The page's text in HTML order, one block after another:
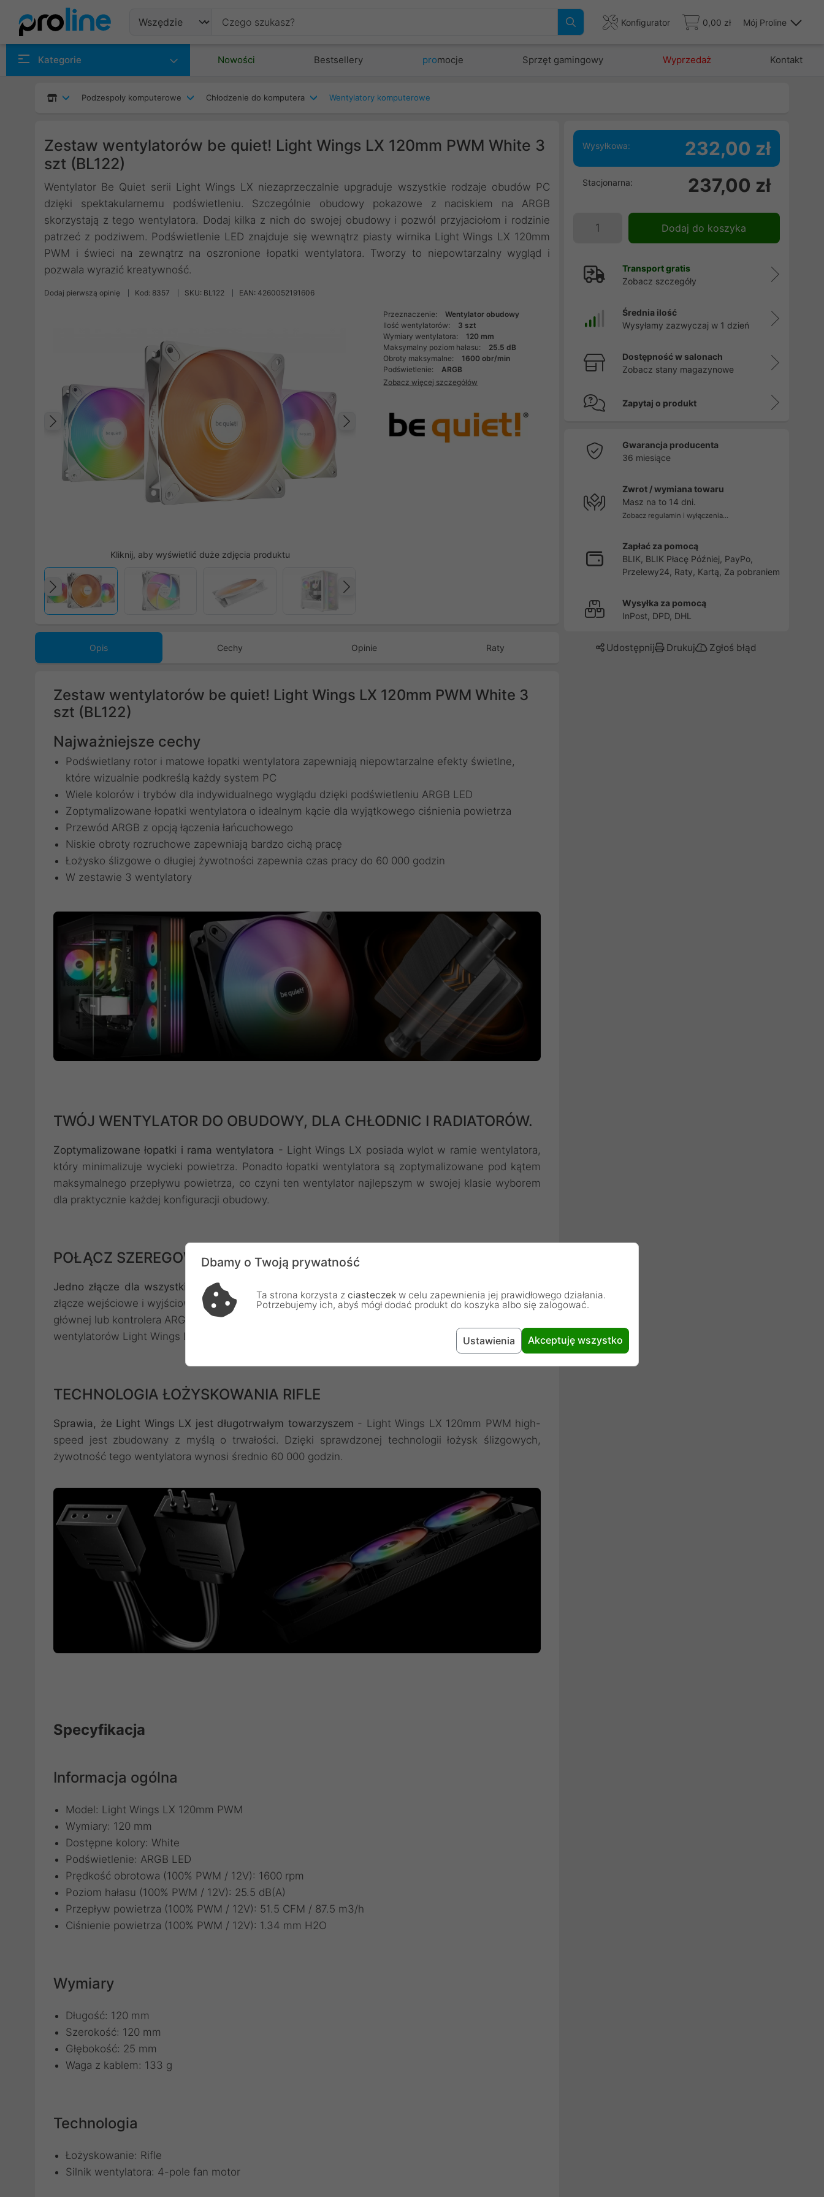
Konfigurator 0,00 zł Mój Proline
Kategorie Nowości Bestsellery promocje Sprzęt gamingowy Wyprzedaż Kontakt
Podzespoły komputerowe Chłodzenie do komputera Wentylatory komputerowe
Zestaw wentylatorów be quiet! Light Wings LX 120mm PWM White 3
szt (BL122)
Wentylator Be Quiet serii Light Wings LX niezaprzeczalnie upgraduje wszystkie rodzaje obudów PC
dzięki spektakularnemu podświetleniu. Szczególnie obudowy pokazowe z naciskiem na ARGB
skorzystają z tego wentylatora. Dodaj kilka z nich do swojej obudowy i pozwól przyjaciołom i rodzinie
patrzeć z podziwem. Podświetlenie LED znajduje się wewnątrz piasty wirnika Light Wings LX 120mm
PWM i świeci na zewnątrz na oszronione łopatki wentylatora. Tworzy to niepowtarzalny wygląd i
pozwala wyrazić kreatywność.
Dodaj pierwszą opinię Kod: 8357 SKU: BL122 EAN: 4260052191606
Następny
Poprzedni
Kliknij, aby wyświetlić duże zdjęcia produktu
Poprzedni
Przeznaczenie:
Wentylator obudowy
Ilość wentylatorów:
3 szt
Wymiary wentylatora:
120 mm
Maksymalny poziom hałasu:
25.5 dB
Obroty maksymalne:
1600 obr/min
Podświetlenie:
ARGB
Zobacz więcej szczegółów
Opis Cechy Opinie Raty
Zestaw wentylatorów be quiet! Light Wings LX 120mm PWM White 3
szt (BL122)
Najważniejsze cechy
Podświetlany rotor i matowe łopatki wentylatora zapewniają niepowtarzalne efekty świetlne,
które wizualnie podkreślą każdy system PC
Wiele kolorów i trybów dla indywidualnego wyglądu dzięki podświetleniu ARGB LED
Zoptymalizowane łopatki wentylatora o idealnym kącie dla wyjątkowego ciśnienia powietrza
Przewód ARGB z opcją łączenia łańcuchowego
Niskie obroty rozruchowe zapewniają bardzo cichą pracę
Łożysko ślizgowe o długiej żywotności zapewnia czas pracy do 60 000 godzin
W zestawie 3 wentylatory
TWÓJ WENTYLATOR DO OBUDOWY, DLA CHŁODNIC I RADIATORÓW.
Zoptymalizowane łopatki i rama wentylatora - Light Wings LX posiada wylot w ramie wentylatora,
który minimalizuje wycieki powietrza. Ponadto łopatki wentylatora są zoptymalizowane pod kątem
maksymalnego przepływu powietrza, co czyni ten wentylator najlepszym w swojej klasie wyborem
dla praktycznie każdej konfiguracji obudowy.
POŁĄCZ SZEREGOWO!
Jedno złącze dla wszystkich wentylatorów Light Wings LX
złącze wejściowe i wyjściowe. Wejście może być wykorzystane do podłączenia wentylatora do płyty
głównej lub kontrolera ARGB, ale także do połączenia łańcuchowego ze złączem wyjściowym innych
wentylatorów Light Wings LX.
TECHNOLOGIA ŁOŻYSKOWANIA RIFLE
Sprawia, że Light Wings LX jest długotrwałym towarzyszem - Light Wings LX 120mm PWM high-
speed jest zbudowany z myślą o trwałości. Dzięki sprawdzonej technologii łożysk ślizgowych,
żywotność tego wentylatora wynosi średnio 60 000 godzin.
Specyfikacja
Informacja ogólna
Model: Light Wings LX 120mm PWM
Wymiary: 120 mm
Dostępne kolory: White
Podświetlenie: ARGB LED
Prędkość obrotowa (100% PWM / 12V): 1600 rpm
Poziom hałasu (100% PWM / 12V): 25.5 dB(A)
Przepływ powietrza (100% PWM / 12V): 51.5 CFM / 87.5 m3/h
Ciśnienie powietrza (100% PWM / 12V): 1.34 mm H2O
Wymiary
Długość: 120 mm
Szerokość: 120 mm
Głębokość: 25 mm
Waga z kablem: 133 g
Technologia
Łożyskowanie: Rifle
Silnik wentylatora: 4-pole fan motor
Wysyłkowa: 232,00 zł
Stacjonarna: 237,00 zł
Dodaj do koszyka
Transport gratis
Zobacz szczegóły
Średnia ilość
Wysyłamy zazwyczaj w 1 dzień
Dostępność w salonach
Zobacz stany magazynowe
Zapytaj o produkt
Gwarancja producenta
36 miesiące
Zwrot / wymiana towaru
Masz na to 14 dni.
Zobacz regulamin i wyłączenia...
Zapłać za pomocą
BLIK, BLIK Płacę Później, PayPo,
Przelewy24, Raty, Kartą, Za pobraniem
Wysyłka za pomocą
InPost, DPD, DHL
Udostępnij Drukuj Zgłoś błąd
Dbamy o Twoją prywatność
Ta strona korzysta z ciasteczek w celu zapewnienia jej prawidłowego działania.
Potrzebujemy ich, abyś mógł dodać produkt do koszyka albo się zalogować.
Ustawienia Akceptuję wszystko